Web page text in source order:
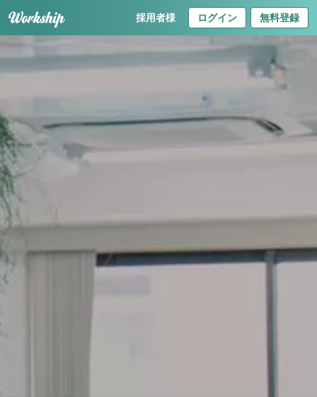
採用者様 ログイン 無料登録